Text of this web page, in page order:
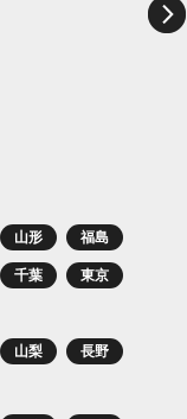
山形 福島
千葉 東京
山梨 長野